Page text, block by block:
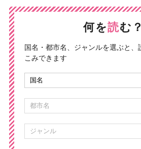
何を読む？
国名・都市名、ジャンルを選ぶと、
こみできます